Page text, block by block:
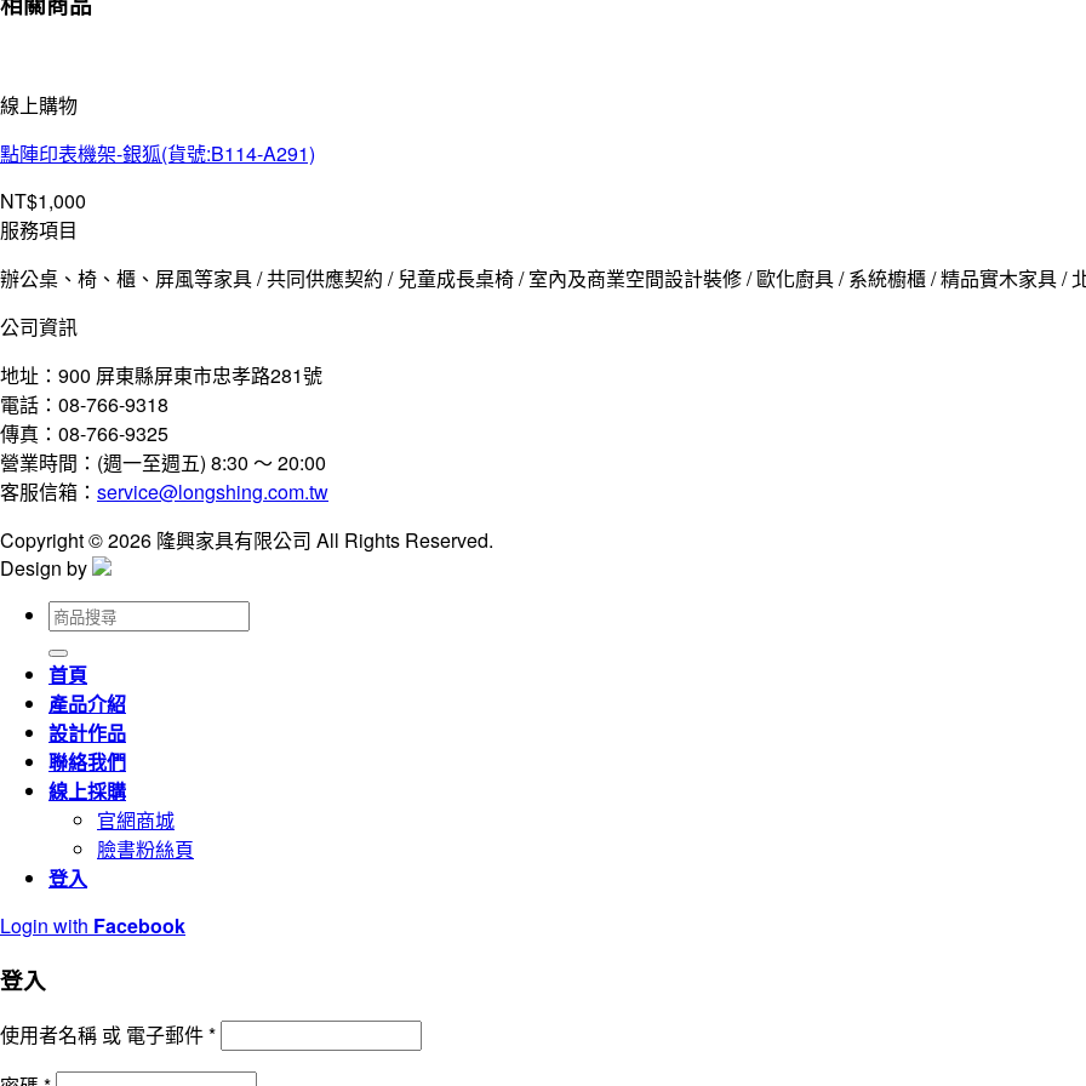
線上購物
點陣印表機架-銀狐(貨號:B114-A291)
NT$1,000
服務項目
辦公桌、椅、櫃、屏風等家具 / 共同供應契約 / 兒童成長桌椅 / 室內及商業空間設計裝修 / 歐化廚具 / 系統櫥櫃 / 精品實木家具 /
公司資訊
地址：900 屏東縣屏東市忠孝路281號
電話：08-766-9318
傳真：08-766-9325
營業時間：(週一至週五) 8:30 ～ 20:00
客服信箱： service@longshing.com.tw
Copyright © 2026 隆興家具有限公司 All Rights Reserved.
Design by
搜
尋
關
鍵
字:
首頁
產品介紹
設計作品
聯絡我們
線上採購
官網商城
臉書粉絲頁
登入
Login with Facebook
登入
使用者名稱 或 電子郵件*